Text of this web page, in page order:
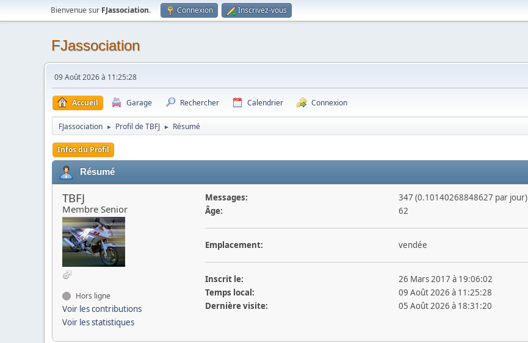
Bienvenue sur FJassociation. Connexion Inscrivez-vous
FJassociation
09 Août 2026 à 11:25:28
Accueil Garage Rechercher Calendrier Connexion
FJassociation ► Profil de TBFJ ► Résumé
Infos du Profil
Résumé
TBFJ
Membre Senior
Hors ligne
Voir les contributions
Voir les statistiques
Messages:
347 (0.10140268848627 par jour)
Âge:
62
Emplacement: vendée
Inscrit le:
26 Mars 2017 à 19:06:02
Temps local:
09 Août 2026 à 11:25:28
Dernière visite:
05 Août 2026 à 18:31:20